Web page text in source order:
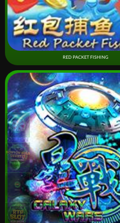
RED PACKET FISHING